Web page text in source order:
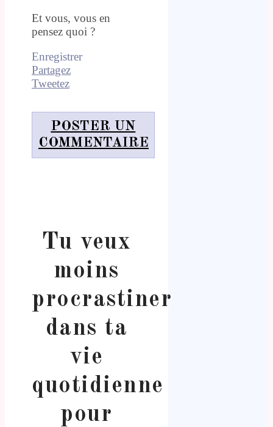
Et vous, vous en
pensez quoi ?
Enregistrer
Partagez
Tweetez
POSTER UN
COMMENTAIRE
Tu veux
moins
procrastiner
dans ta
vie
quotidienne
pour